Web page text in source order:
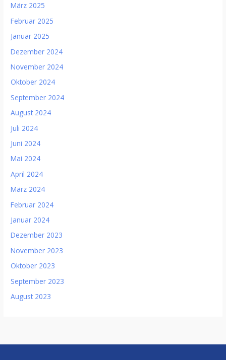
März 2025
Februar 2025
Januar 2025
Dezember 2024
November 2024
Oktober 2024
September 2024
August 2024
Juli 2024
Juni 2024
Mai 2024
April 2024
März 2024
Februar 2024
Januar 2024
Dezember 2023
November 2023
Oktober 2023
September 2023
August 2023